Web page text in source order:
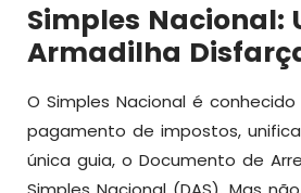
Simples Nacional:
Armadilha
O Simples Nacional é
pagamento de impostos,
única guia, o Documento de